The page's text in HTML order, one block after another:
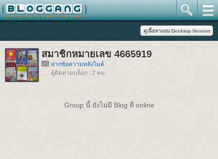
สมาชิกหมายเลข 4665919
ฝากข้อความหลังไมค์
ผู้ติดตามบล็อก : 2 คน
Group นี้ ยังไม่มี Blog ที่ online